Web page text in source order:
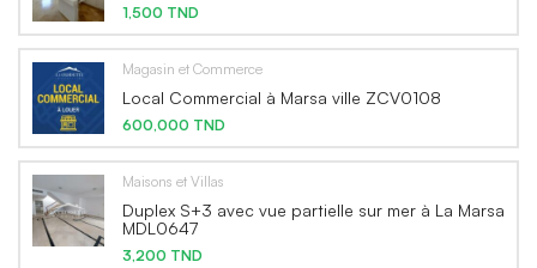
1,500 TND
Magasin et Commerce
Local Commercial à Marsa ville ZCV0108
600,000 TND
Maisons et Villas
Duplex S+3 avec vue partielle sur mer à La Marsa
MDL0647
3,200 TND